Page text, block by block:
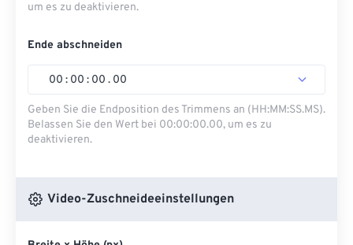
um es zu deaktivieren.
Ende abschneiden
00 : 00 : 00 . 00
Geben Sie die Endposition des Trimmens an (HH:MM:SS.MS).
Belassen Sie den Wert bei 00:00:00.00, um es zu
deaktivieren.
Video-Zuschneideeinstellungen